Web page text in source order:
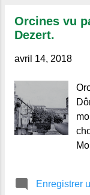
Orcines vu
Dezert.
avril 14, 2018
Enregistrer